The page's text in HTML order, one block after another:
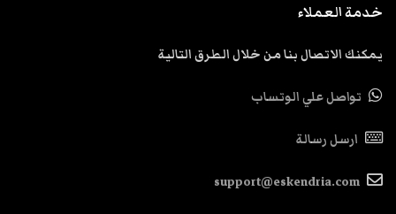
خدمة العملاء
يمكنك الاتصال بنا من خلال الطرق التالية
تواصل علي الوتساب
ارسل رسالة
support@eskendria.com